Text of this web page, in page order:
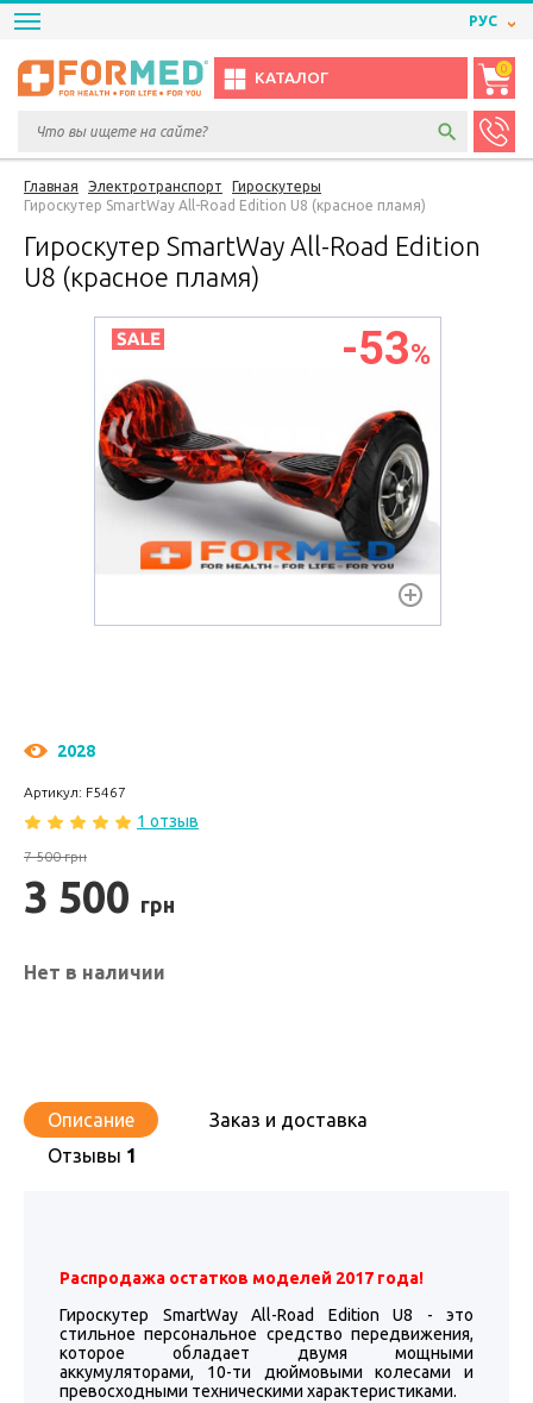
РУС
КАТАЛОГ
0
Главная Электротранспорт
Гироскутеры
Гироскутер SmartWay All-Road Edition U8 (красное пламя)
Гироскутер SmartWay All-Road Edition
U8 (красное пламя)
-53%
2028
Артикул: F5467
1 отзыв
7 500 грн
3 500 грн
Нет в наличии
Описание
Заказ и доставка
Отзывы 1
Распродажа остатков моделей 2017 года!
Гироскутер SmartWay All-Road Edition U8 - это
стильное персональное средство передвижения,
которое обладает двумя мощными
аккумуляторами, 10-ти дюймовыми колесами и
превосходными техническими характеристиками.